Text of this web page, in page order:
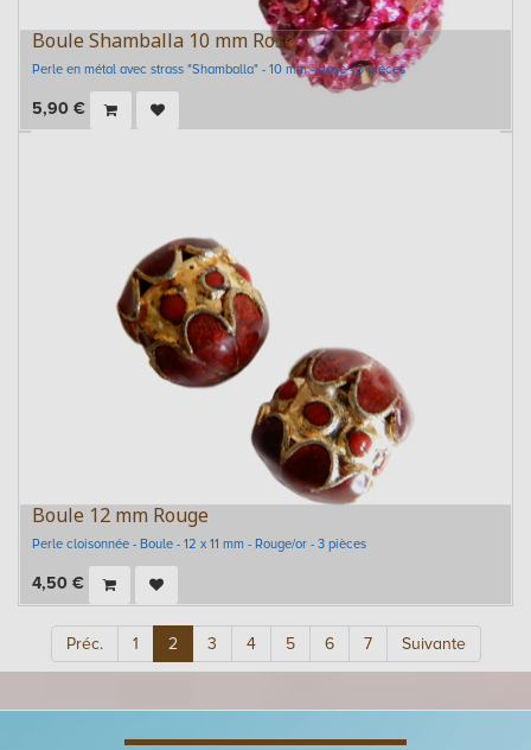
Boule Shamballa 10 mm Rose
Perle en métal avec strass "Shamballa" - 10 mm - Rose - 3 pièces
5,90 €
Boule 12 mm Rouge
Perle cloisonnée - Boule - 12 x 11 mm - Rouge/or - 3 pièces
4,50 €
Préc. 1 2 3 4 5 6 7 Suivante